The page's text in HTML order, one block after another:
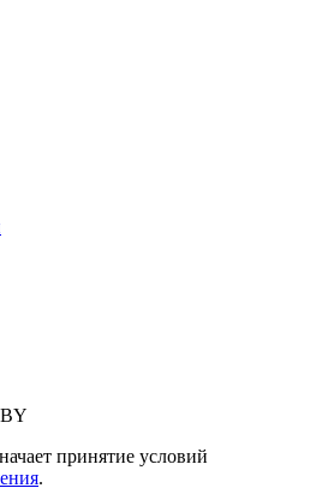
принятие условий
.